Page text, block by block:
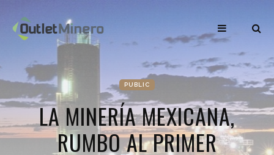
PUBLIC
LA MINERÍA MEXICANA,
RUMBO AL PRIMER